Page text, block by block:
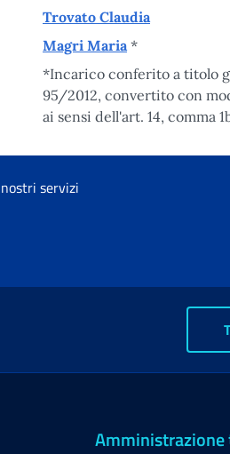
Trovato Claudia
Magri Maria*
*Incarico conferito a titolo
95/2012, convertito con
ai sensi dell'art. 14, comma
servizi